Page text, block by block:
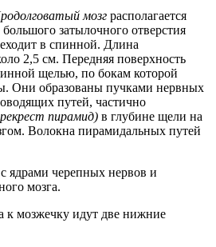
мозг располагается
затылочного отверстия
в спинной. Длина
2,5 см. Передняя поверхность
щелью, по бокам которой
Они образованы пучками нервных
путей, частично
пирамид) в глубине щели на
Волокна пирамидальных путей
ядрами черепных нервов и
мозга.
к мозжечку идут две нижние